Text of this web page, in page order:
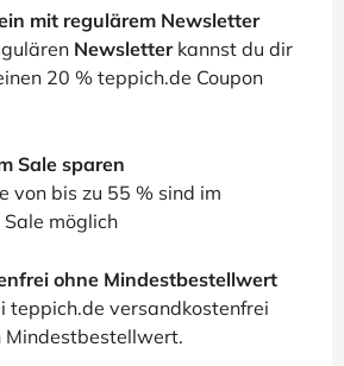
mit regulärem Newsletter
Newsletterkannst du dir
20 % teppich.de Coupon
Sale sparen
von bis zu 55 % sind im
möglich
ohne Mindestbestellwert
teppich.de versandkostenfrei
Mindestbestellwert.